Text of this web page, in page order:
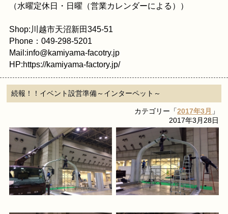
（水曜定休日・日曜（営業カレンダーによる））
Shop:川越市天沼新田345-51
Phone：049-298-5201
Mail:info@kamiyama-facotry.jp
HP:https://kamiyama-factory.jp/
続報！！イベント設営準備～インターペット～
カテゴリー「2017年3月 」
2017年3月28日